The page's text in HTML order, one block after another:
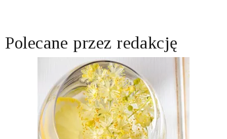
Polecane przez redakcję